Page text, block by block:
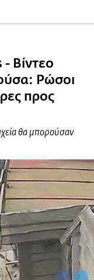
Βίντεο
Ρώσοι
προς
θα μπορούσαν